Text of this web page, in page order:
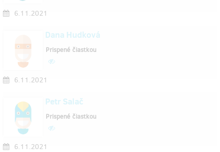
6.11.2021
Dana Hudková
6.11.2021
Prispené čiastkou
Petr Salač
6.11.2021
Prispené čiastkou